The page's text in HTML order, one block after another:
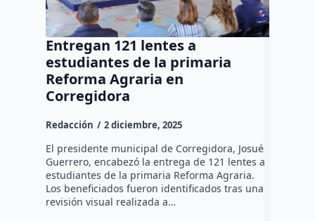
Entregan 121 lentes a
estudiantes de la primaria
Reforma Agraria en
Corregidora
Redacción 2 diciembre, 2025
El presidente municipal de Corregidora, Josué
Guerrero, encabezó la entrega de 121 lentes a
estudiantes de la primaria Reforma Agraria.
Los beneficiados fueron identificados tras una
revisión visual realizada a…